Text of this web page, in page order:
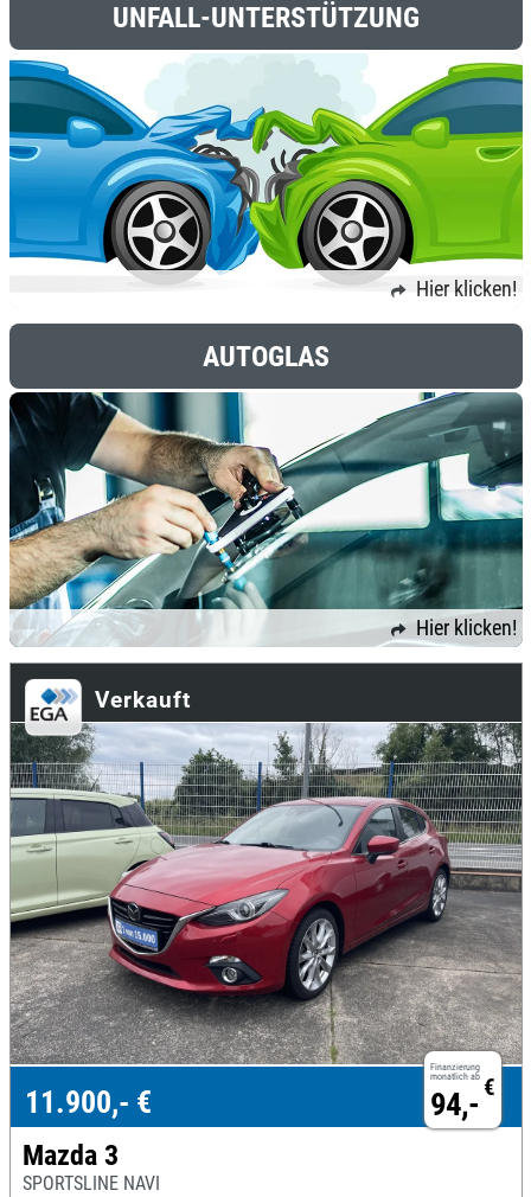
UNFALL-UNTERSTÜTZUNG
Hier klicken!
AUTOGLAS
Hier klicken!
Verkauft
Finanzierung
monatlich ab €
94,-
11.900,- €
Mazda 3
SPORTSLINE NAVI